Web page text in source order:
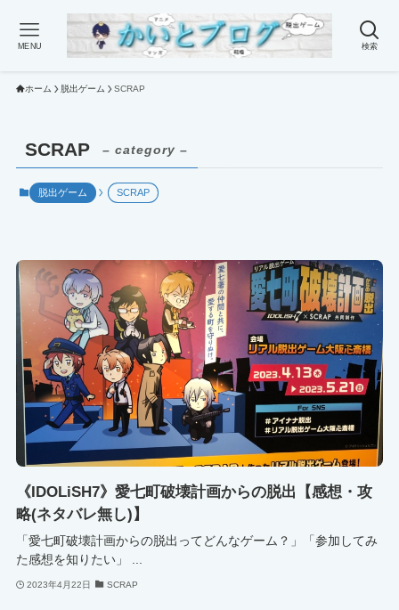
検索
MENU
ホーム 脱出ゲーム SCRAP
SCRAP – category –
脱出ゲーム SCRAP
《IDOLiSH7》愛七町破壊計画からの脱出【感想・攻
略(ネタバレ無し)】
「愛七町破壊計画からの脱出ってどんなゲーム？」「参加してみ
た感想を知りたい」 ...
2023年4月22日 SCRAP